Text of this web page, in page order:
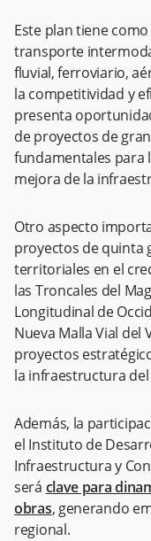
Este plan tiene
transporte
fluvial, ferroviario,
la competitividad y
presenta
de proyectos de
fundamentales para
mejora de la
Otro aspecto
proyectos de quinta
territoriales en el
las Troncales del
Longitudinal de
Nueva Malla Vial del
proyectos
la infraestructura del
Además, la
el Instituto de
Infraestructura y
será clave para
obras, generando
regional.